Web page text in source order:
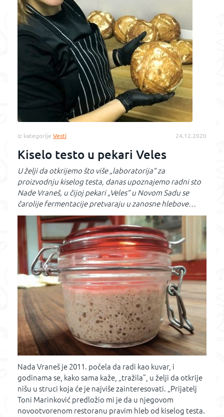
Iz kategorije Vesti 24.12.2020
Kiselo testo u pekari Veles
U želji da otkrijemo što više „laboratorija” za
proizvodnju kiselog testa, danas upoznajemo radni sto
Nade Vraneš, u čijoj pekari „Veles” u Novom Sadu se
čarolije fermentacije pretvaraju u zanosne hlebove…
Nada Vraneš je 2011. počela da radi kao kuvar, i
godinama se, kako sama kaže, „tražila”, u želji da otkrije
nišu u struci koja će je najviše zainteresovati. „Prijatelj
Toni Marinković predložio mi je da u njegovom
novootvorenom restoranu pravim hleb od kiselog testa.